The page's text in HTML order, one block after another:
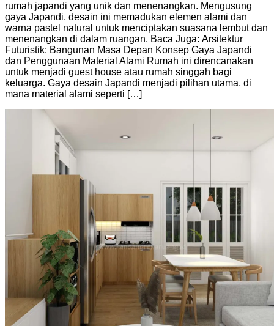
rumah japandi yang unik dan menenangkan. Mengusung
gaya Japandi, desain ini memadukan elemen alami dan
warna pastel natural untuk menciptakan suasana lembut dan
menenangkan di dalam ruangan. Baca Juga: Arsitektur
Futuristik: Bangunan Masa Depan Konsep Gaya Japandi
dan Penggunaan Material Alami Rumah ini direncanakan
untuk menjadi guest house atau rumah singgah bagi
keluarga. Gaya desain Japandi menjadi pilihan utama, di
mana material alami seperti […]